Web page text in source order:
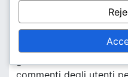
passo, rendendo più
Quando utilizzi guide
aggiornate e pertinenti
gioco. Controlla la
commenti degli utenti